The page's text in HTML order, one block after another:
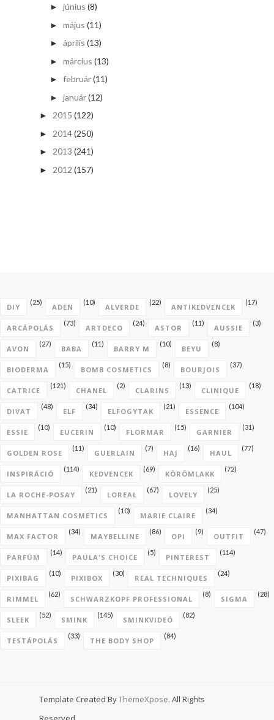
► június (8)
► május (11)
► április (13)
► március (13)
► február(11)
► január(12)
► 2015 (122)
► 2014(250)
► 2013 (241)
► 2012 (157)
DIY
(25)
ADEN
(10)
ALVERDE
(22)
ANTIKEDVENCEK
(17)
ARCÁPOLÁS
(73)
ARTDECO
(24)
ASTOR
(11)
AUSSIE
(3)
AVON
(27)
BABA
(11)
BARRY M
(10)
BEYU
(8)
BIODERMA
(15)
BOMB COSMETICS
(8)
BOURJOIS
(37)
CATRICE
(121)
CHANEL
(2)
CLARINS
(13)
CLINIQUE
(18)
DIVAT
(48)
ELF
(34)
ELFOGYTAK
(21)
ESSENCE
(104)
ESSIE
(10)
EUCERIN
(10)
FLORMAR
(15)
GARNIER
(31)
GOLDEN ROSE
(11)
GUERLAIN
(7)
HAJ
(16)
HAUL
(77)
INSPIRÁCIÓ
(114)
KEDVENCEK
(69)
KÖRÖMLAKK
(72)
LA ROCHE-POSAY
(21)
LOREAL
(67)
LOVELY
(25)
MANHATTAN COSMETICS
(10)
MARIE CLAIRE
(34)
MAX FACTOR
(34)
MAYBELLINE
(86)
OPI
(9)
OUTFIT
(47)
PARFÜM
(14)
PAULA'S CHOICE
(5)
PINTEREST
(114)
PIXIBAG
(10)
PIXIBOX
(30)
REAL TECHNIQUES
(24)
RIMMEL
(62)
SCHWARZKOPF PROFESSIONAL
(8)
SIGMA
(28)
SLEEK
(52)
SMINK
(145)
SMINKVIDEÓ
(82)
TESTÁPOLÁS
(33)
THE BODY SHOP
(84)
Template Created ByThemeXpose. All Rights